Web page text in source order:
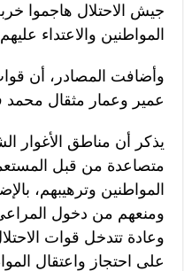
جيش الاحتلال هاجموا
المواطنين والاعتداء
وأضافت المصادر، أن
عمير وعمار مثقال محمد
يذكر أن مناطق الأغوار
متصاعدة من قبل
المواطنين وترهيبهم،
ومنعهم من دخول
وعادة تتدخل قوات
على احتجاز واعتقال